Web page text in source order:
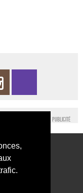
Publicité